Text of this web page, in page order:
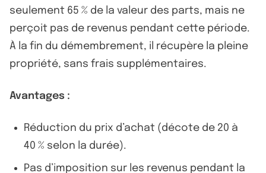
seulement 65 % de la valeur des parts, mais ne
perçoit pas de revenus pendant cette période.
À la fin du démembrement, il récupère la pleine
propriété, sans frais supplémentaires.
Avantages :
Réduction du prix d’achat (décote de 20 à
40 % selon la durée).
Pas d’imposition sur les revenus pendant la